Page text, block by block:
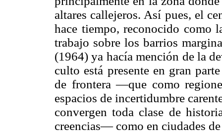
altares callejeros. Así pues, el
hace tiempo, reconocido como
trabajo sobre los barrios
(1964) ya hacía mención de la
culto está presente en gran
de frontera —que como
espacios de incertidumbre
convergen toda clase de
creencias— como en ciudades